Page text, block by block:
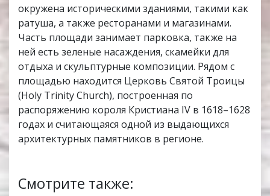
окружена историческими зданиями, такими как
ратуша, а также ресторанами и магазинами.
Часть площади занимает парковка, также на
ней есть зеленые насаждения, скамейки для
отдыха и скульптурные композиции. Рядом с
площадью находится Церковь Святой Троицы
(Holy Trinity Church), построенная по
распоряжению короля Кристиана IV в 1618–1628
годах и считающаяся одной из выдающихся
архитектурных памятников в регионе.
Смотрите также: